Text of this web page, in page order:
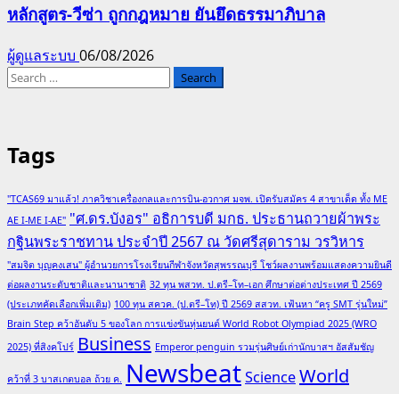
หลักสูตร-วีซ่า ถูกกฎหมาย ยันยึดธรรมาภิบาล
ผู้ดูแลระบบ 06/08/2026
Search
Tags
"TCAS69 มาแล้ว! ภาควิชาเครื่องกลและการบิน-อวกาศ มจพ. เปิดรับสมัคร 4 สาขาเด็ด ทั้ง ME
AE I-ME I-AE" "ศ.ดร.บังอร" อธิการบดี มกธ. ประธานถวายผ้าพระ
กฐินพระราชทาน ประจำปี 2567 ณ วัดศรีสุดาราม วรวิหาร
"สมจิต บุญคงเสน" ผู้อำนวยการโรงเรียนกีฬาจังหวัดสุพรรณบุรี โชว์ผลงานพร้อมแสดงความยินดี
ต่อผลงานระดับชาติและนานาชาติ 32 ทุน พสวท. ป.ตรี–โท–เอก ศึกษาต่อต่างประเทศ ปี 2569
(ประเภทคัดเลือกเพิ่มเติม) 100 ทุน สควค. (ป.ตรี–โท) ปี 2569 สสวท. เฟ้นหา “ครู SMT รุ่นใหม่”
Brain Step คว้าอันดับ 5 ของโลก การแข่งขันหุ่นยนต์ World Robot Olympiad 2025 (WRO
2025) ที่สิงคโปร์ Business Emperor penguin รวมรุ่นศิษย์เก่านักบาสฯ อัสสัมชัญ
คว้าที่ 3 บาสเกตบอล ถ้วย ค. NewsbeatScienceWorld